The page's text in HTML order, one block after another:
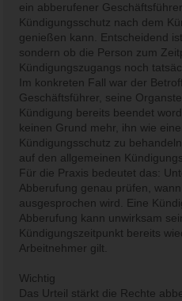
ein abberufener
Kündigungsschutz nach dem
genießen kann. Entscheidend
sondern ob die Person zum
Kündigungszugangs noch
Im konkreten Fall war der
Geschäftsführer, seine
Kündigung bereits beendet
keinen Grund mehr, ihn wie
Kündigungsschutz zu
auf den allgemeinen
Für die Praxis bedeutet das:
Abberufung genau prüfen,
ausgesprochen wird. Eine
Abberufung kann unwirksam
Kündigungszeitpunkt bereits
Arbeitnehmer gilt.
Wichtig
Das Urteil stärkt die Rechte